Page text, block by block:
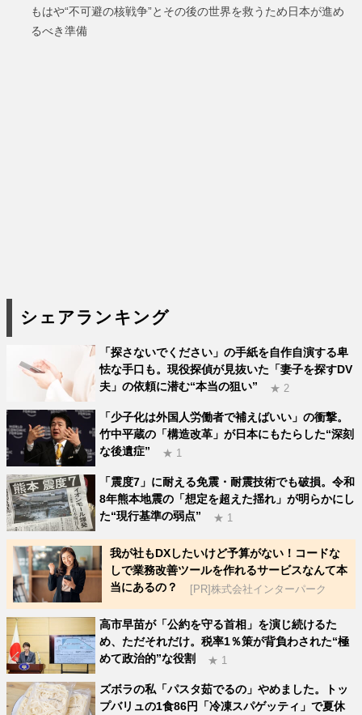
もはや“不可避の核戦争”とその後の世界を救うため日本が進め
るべき準備
シェアランキング
「探さないでください」の手紙を自作自演する卑
怯な手口も。現役探偵が見抜いた「妻子を探すDV
夫」の依頼に潜む“本当の狙い”
★ 2
「少子化は外国人労働者で補えばいい」の衝撃。
竹中平蔵の「構造改革」が日本にもたらした“深刻
な後遺症”
★ 1
「震度7」に耐える免震・耐震技術でも破損。令和
8年熊本地震の「想定を超えた揺れ」が明らかにし
た“現行基準の弱点”
★ 1
我が社もDXしたいけど予算がない！コードな
しで業務改善ツールを作れるサービスなんて本
当にあるの？
[PR]株式会社インターパーク
高市早苗が「公約を守る首相」を演じ続けるた
め、ただそれだけ。税率1％策が背負わされた“極
めて政治的”な役割
★ 1
ズボラの私「パスタ茹でるの」やめました。トッ
プバリュの1食86円「冷凍スパゲッティ」で夏休